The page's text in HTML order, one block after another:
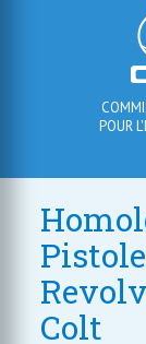
POUR
Colt